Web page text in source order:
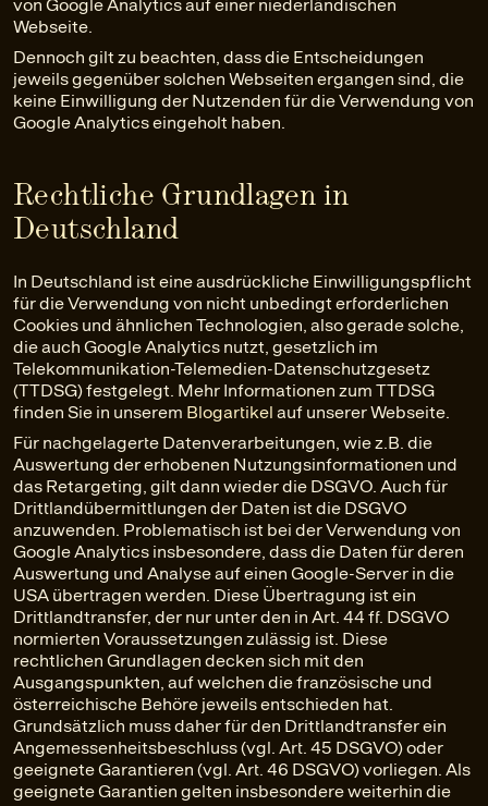
von Google Analytics auf einer niederländischen
Webseite.
Dennoch gilt zu beachten, dass die Entscheidungen
jeweils gegenüber solchen Webseiten ergangen sind, die
keine Einwilligung der Nutzenden für die Verwendung von
Google Analytics eingeholt haben.
Rechtliche Grundlagen in
Deutschland
In Deutschland ist eine ausdrückliche Einwilligungspflicht
für die Verwendung von nicht unbedingt erforderlichen
Cookies und ähnlichen Technologien, also gerade solche,
die auch Google Analytics nutzt, gesetzlich im
Telekommunikation-Telemedien-Datenschutzgesetz
(TTDSG) festgelegt. Mehr Informationen zum TTDSG
finden Sie in unserem Blogartikel auf unserer Webseite.
Für nachgelagerte Datenverarbeitungen, wie z.B. die
Auswertung der erhobenen Nutzungsinformationen und
das Retargeting, gilt dann wieder die DSGVO. Auch für
Drittlandübermittlungen der Daten ist die DSGVO
anzuwenden. Problematisch ist bei der Verwendung von
Google Analytics insbesondere, dass die Daten für deren
Auswertung und Analyse auf einen Google-Server in die
USA übertragen werden. Diese Übertragung ist ein
Drittlandtransfer, der nur unter den in Art. 44 ff. DSGVO
normierten Voraussetzungen zulässig ist. Diese
rechtlichen Grundlagen decken sich mit den
Ausgangspunkten, auf welchen die französische und
österreichische Behöre jeweils entschieden hat.
Grundsätzlich muss daher für den Drittlandtransfer ein
Angemessenheitsbeschluss (vgl. Art. 45 DSGVO) oder
geeignete Garantieren (vgl. Art. 46 DSGVO) vorliegen. Als
geeignete Garantien gelten insbesondere weiterhin die